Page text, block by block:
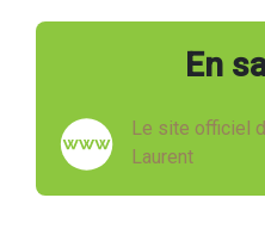
En
Le site officiel
Laurent